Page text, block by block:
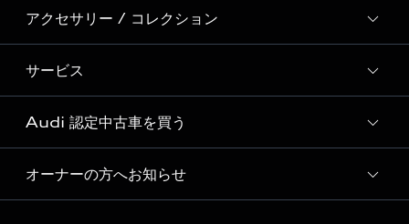
Formula 1®
デジタルサービス
新車在庫検索
試乗車・展示車検索
見積り依頼
試乗予約
モデル一覧
特別仕様モデル / 限定モデル
e-tronラインアップ
価格シミュレーション
車両比較
アクセサリー / コレクション
純正アクセサリー
オンラインショップ
Audi collection
アウディナビアプリ
サービス
サービス入庫予約
サービスプログラム
メンテナンス
Audi 認定中古車を買う
Audi認定中古車
オーナーの方へお知らせ